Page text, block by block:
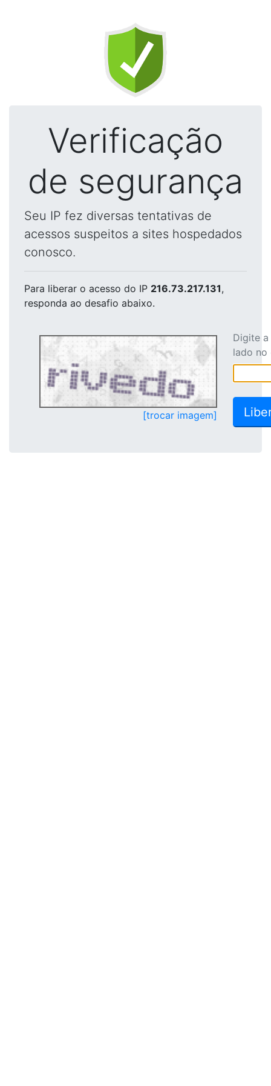
Verificação
de segurança
Seu IP fez diversas tentativas de
acessos suspeitos a sites hospedados
conosco.
Para liberar o acesso do IP 216.73.217.131,
responda ao desafio abaixo.
[trocar imagem]
Digite
lado no